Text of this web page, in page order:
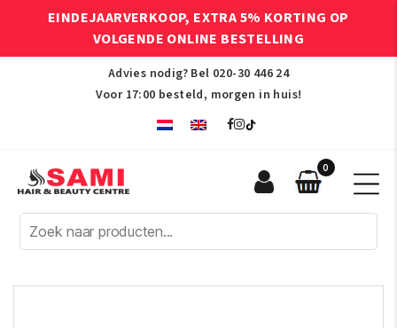
EINDEJAARVERKOOP, EXTRA 5% KORTING OP
VOLGENDE ONLINE BESTELLING
Advies nodig? Bel 020-30 446 24
Voor 17:00 besteld, morgen in huis!
Afro
Hair
Beauty
0